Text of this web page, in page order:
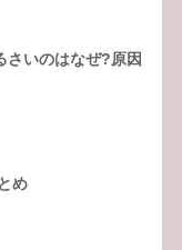
さいのはなぜ?原因
め